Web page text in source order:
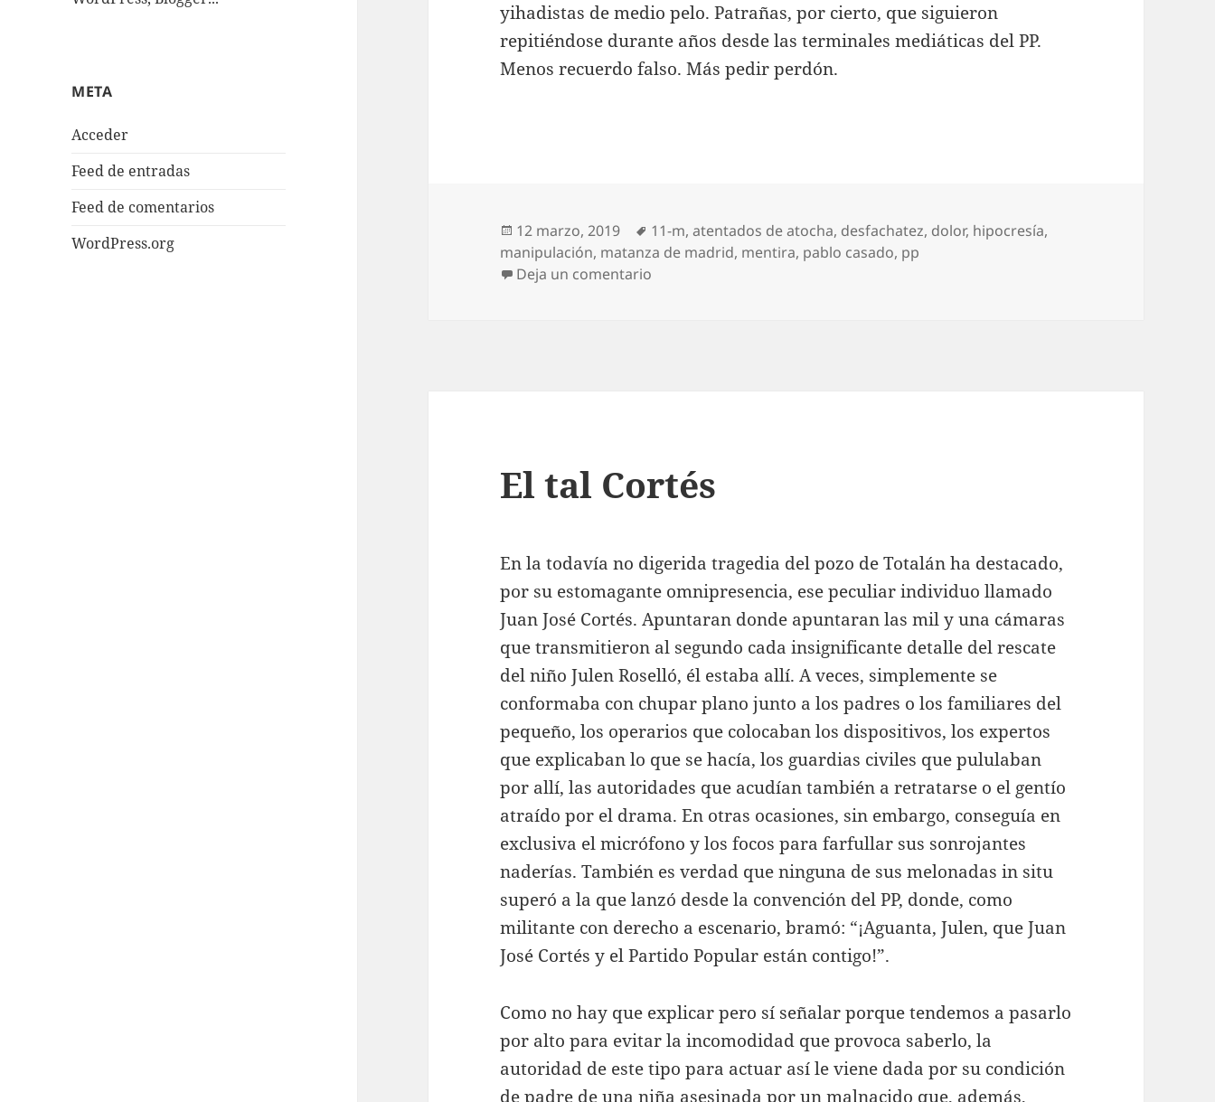
META
Acceder
Feed de entradas
Feed de comentarios
WordPress.org
yihadistas de medio pelo. Patrañas, por cierto, que siguieron
repitiéndose durante años desde las terminales mediáticas del PP.
Menos recuerdo falso. Más pedir perdón.
Publicado
el
12 marzo, 2019 Etiquetas
11-m,atentados de atocha, desfachatez, dolor, hipocresía,
manipulación, matanza de madrid, mentira, pablo casado, pp
Deja un comentario
El tal Cortés
En la todavía no digerida tragedia del pozo de Totalán ha destacado,
por su estomagante omnipresencia, ese peculiar individuo llamado
Juan José Cortés. Apuntaran donde apuntaran las mil y una cámaras
que transmitieron al segundo cada insignificante detalle del rescate
del niño Julen Roselló, él estaba allí. A veces, simplemente se
conformaba con chupar plano junto a los padres o los familiares del
pequeño, los operarios que colocaban los dispositivos, los expertos
que explicaban lo que se hacía, los guardias civiles que pululaban
por allí, las autoridades que acudían también a retratarse o el gentío
atraído por el drama. En otras ocasiones, sin embargo, conseguía en
exclusiva el micrófono y los focos para farfullar sus sonrojantes
naderías. También es verdad que ninguna de sus melonadas in situ
superó a la que lanzó desde la convención del PP, donde, como
militante con derecho a escenario, bramó: “¡Aguanta, Julen, que Juan
José Cortés y el Partido Popular están contigo!”.
Como no hay que explicar pero sí señalar porque tendemos a pasarlo
por alto para evitar la incomodidad que provoca saberlo, la
autoridad de este tipo para actuar así le viene dada por su condición
de padre de una niña asesinada por un malnacido que, además,